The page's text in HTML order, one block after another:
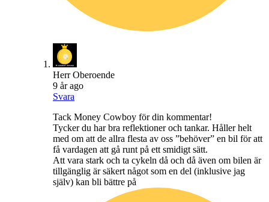
Herr Oberoende
9 år ago
Svara
Tack Money Cowboy för din kommentar!
Tycker du har bra reflektioner och tankar. Håller helt
med om att de allra flesta av oss ”behöver” en bil för att
få vardagen att gå runt på ett smidigt sätt.
Att vara stark och ta cykeln då och då även om bilen är
tillgänglig är säkert något som en del (inklusive jag
själv) kan bli bättre på